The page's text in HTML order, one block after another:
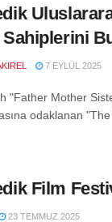
7 EYLÜL 2025
"Father Mother
odaklanan
Film
23 TEMMUZ 2025